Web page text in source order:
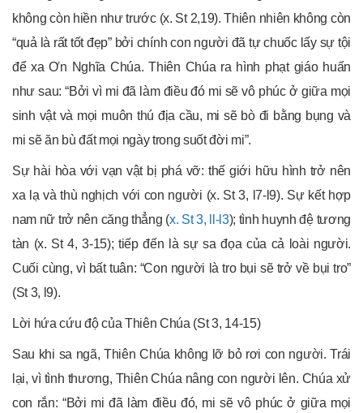
không còn hiền như trước (x. St 2,19). Thiên nhiên không còn
“quả là rất tốt đẹp” bởi chính con người đã tự chuốc lấy sự tội
để xa Ơn Nghĩa Chúa. Thiên Chúa ra hình phạt giáo huấn
như sau: “Bởi vì mi đã làm điều đó mi sẽ vô phúc ở giữa mọi
sinh vật và mọi muôn thú địa cầu, mi sẽ bò đi bằng bụng và
mi sẽ ăn bù đất mọi ngày trong suốt đời mi”.
Sự hài hòa với vạn vật bị phá vỡ: thế giới hữu hình trở nên
xa lạ và thù nghịch với con người (x. St 3, l7-l9). Sự kết hợp
nam nữ trở nên căng thẳng (x. St 3, ll-l3); tình huynh đệ tương
tàn (x. St 4, 3-15); tiếp đến là sự sa đọa của cả loài người.
Cuối cùng, vì bất tuân: “Con người là tro bụi sẽ trở về bụi tro”
(St 3, l9).
Lời hứa cứu độ của Thiên Chúa (St 3, 14-15)
Sau khi sa ngã, Thiên Chúa không lỡ bỏ rơi con người. Trái
lại, vì tình thương, Thiên Chúa nâng con người lên. Chúa xử
con rắn: “Bởi mi đã làm điều đó, mi sẽ vô phúc ở giữa mọi